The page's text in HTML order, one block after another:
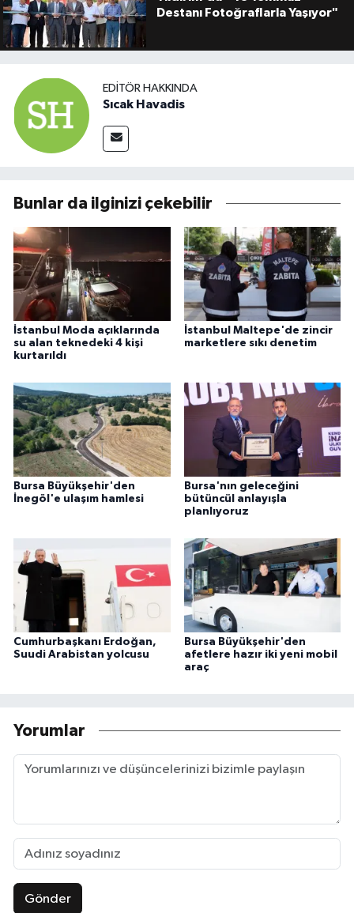
Destanı Fotoğraflarla Yaşıyor"
EDITÖR HAKKINDA
Sıcak Havadis
Bunlar da ilginizi çekebilir
İstanbul Moda açıklarında
su alan teknedeki 4 kişi
kurtarıldı
İstanbul Maltepe'de zincir
marketlere sıkı denetim
Bursa Büyükşehir'den
İnegöl'e ulaşım hamlesi
Bursa'nın geleceğini
bütüncül anlayışla
planlıyoruz
Cumhurbaşkanı Erdoğan,
Suudi Arabistan yolcusu
Bursa Büyükşehir'den
afetlere hazır iki yeni mobil
araç
Yorumlar
Gönder